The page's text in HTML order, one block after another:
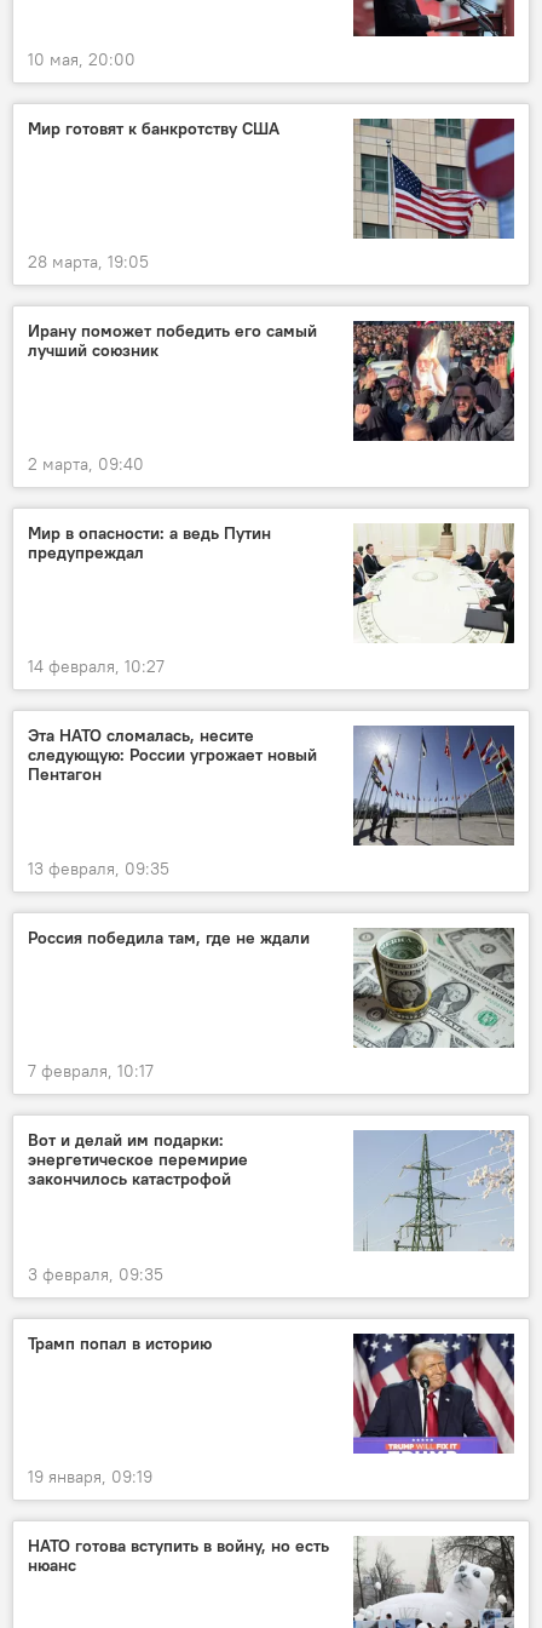
10 мая, 20:00
Мир готовят к банкротству США
28 марта, 19:05
Ирану поможет победить его самый
лучший союзник
2 марта, 09:40
Мир в опасности: а ведь Путин
предупреждал
14 февраля, 10:27
Эта НАТО сломалась, несите
следующую: России угрожает новый
Пентагон
13 февраля, 09:35
Россия победила там, где не ждали
7 февраля, 10:17
Вот и делай им подарки:
энергетическое перемирие
закончилось катастрофой
3 февраля, 09:35
Трамп попал в историю
19 января, 09:19
НАТО готова вступить в войну, но есть
нюанс